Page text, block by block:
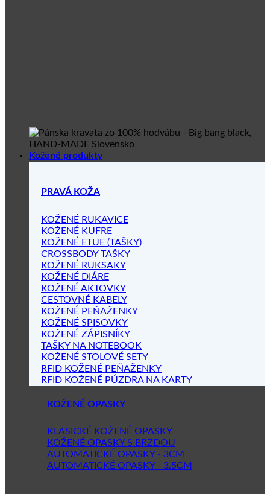
Kožené produkty
PRAVÁ KOŽA
KOŽENÉ RUKAVICE
KOŽENÉ KUFRE
KOŽENÉ ETUE (TAŠKY)
CROSSBODY TAŠKY
KOŽENÉ RUKSAKY
KOŽENÉ DIÁRE
KOŽENÉ AKTOVKY
CESTOVNÉ KABELY
KOŽENÉ PEŇAŽENKY
KOŽENÉ SPISOVKY
KOŽENÉ ZÁPISNÍKY
TAŠKY NA NOTEBOOK
KOŽENÉ STOLOVÉ SETY
RFID KOŽENÉ PEŇAŽENKY
RFID KOŽENÉ PÚZDRA NA KARTY
KOŽENÉ OPASKY
KLASICKÉ KOŽENÉ OPASKY
KOŽENÉ OPASKY S BRZDOU
AUTOMATICKÉ OPASKY - 3CM
AUTOMATICKÉ OPASKY - 3.5CM